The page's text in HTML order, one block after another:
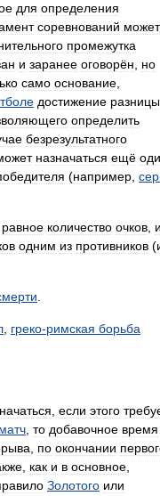
для определения
соревнований может
промежутка
и заранее оговорён
но
само основание
достижение разницы
определить
безрезультатного
назначаться ещё
(например
равное количество очков
одним из противников (
греко-римская борьба
если этого
матч то добавочное время
по окончании
как и в основное
Золотого или